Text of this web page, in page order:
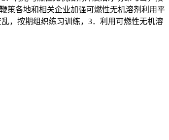
策各地和相关企业加强可燃性无机溶剂利用平
，按期组织练习训练，3．利用可燃性无机溶